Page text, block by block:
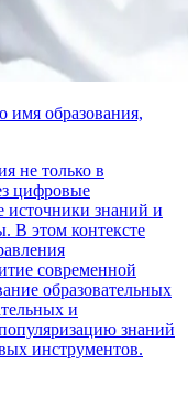
имя образования,
не только в
цифровые
источники знаний и
В этом контексте
современной
образовательных
и
знаний
инструментов.